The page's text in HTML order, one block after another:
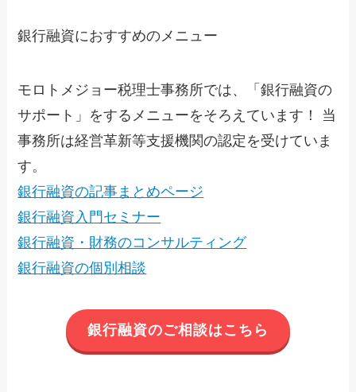
銀行融資におすすめのメニュー
モロトメジョー税理士事務所では、「銀行融資の
サポート」をするメニューをそろえています！ 当
事務所は経営革新等支援機関の認定を受けていま
す。
銀行融資の記事まとめページ
銀行融資入門セミナー
銀行融資・財務のコンサルティング
銀行融資の個別相談
銀行融資のご相談はこちら